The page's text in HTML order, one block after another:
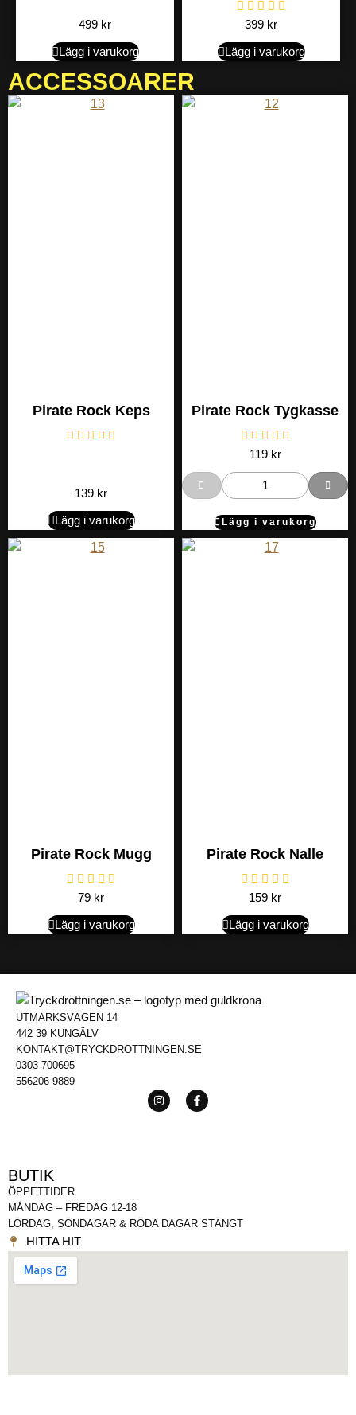
499 kr
Lägg i varukorg
399 kr
Lägg i varukorg
ACCESSOARER
Pirate Rock Keps
139 kr
Lägg i varukorg
Pirate Rock Tygkasse
119 kr
Lägg i varukorg
Pirate Rock Mugg
79 kr
Lägg i varukorg
Pirate Rock Nalle
159 kr
Lägg i varukorg
UTMARKSVÄGEN 14
442 39 KUNGÄLV
KONTAKT@TRYCKDROTTNINGEN.SE
0303-700695
556206-9889
BUTIK
ÖPPETTIDER
MÅNDAG – FREDAG 12-18
LÖRDAG, SÖNDAGAR & RÖDA DAGAR STÄNGT
HITTA HIT